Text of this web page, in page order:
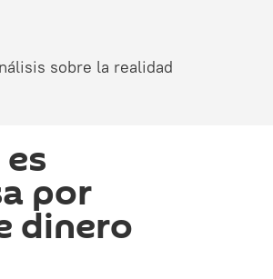
sobre la realidad
por
dinero